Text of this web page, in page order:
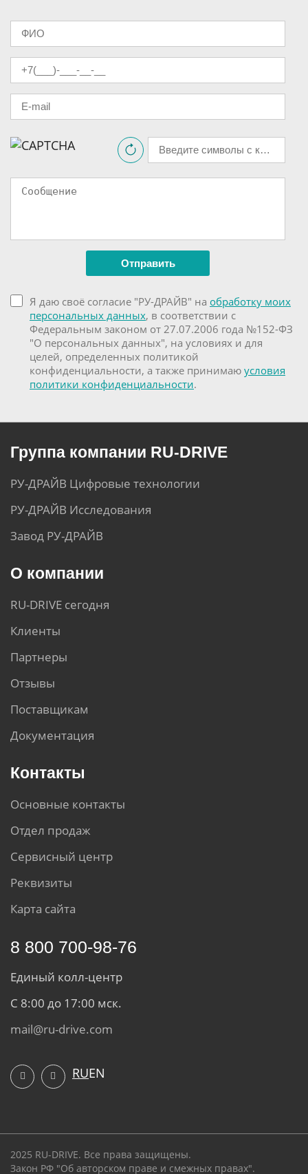
Я даю своё согласие "РУ-ДРАЙВ" на обработку моих
персональных данных, в соответствии с
Федеральным законом от 27.07.2006 года №152-ФЗ
"О персональных данных", на условиях и для
целей, определенных политикой
конфиденциальности, а также принимаю условия
политики конфиденциальности.
Группа компании RU-DRIVE
РУ-ДРАЙВ Цифровые технологии
РУ-ДРАЙВ Исследования
Завод РУ-ДРАЙВ
О компании
RU-DRIVE сегодня
Клиенты
Партнеры
Отзывы
Поставщикам
Документация
Контакты
Основные контакты
Отдел продаж
Сервисный центр
Реквизиты
Карта сайта
8 800 700-98-76
Единый колл-центр
С 8:00 до 17:00 мск.
mail@ru-drive.com
RUEN
2025 RU-DRIVE. Все права защищены.
Закон РФ "Об авторском праве и смежных правах".